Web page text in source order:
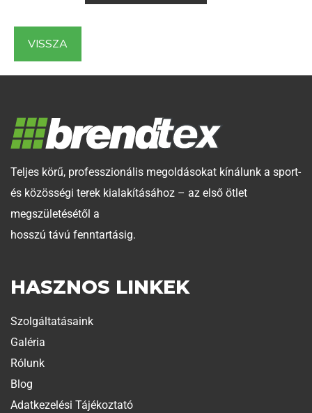
VISSZA
Teljes körű, professzionális megoldásokat kínálunk a sport-
és közösségi terek kialakításához – az első ötlet
megszületésétől a
hosszú távú fenntartásig.
HASZNOS LINKEK
Szolgáltatásaink
Galéria
Rólunk
Blog
Adatkezelési Tájékoztató